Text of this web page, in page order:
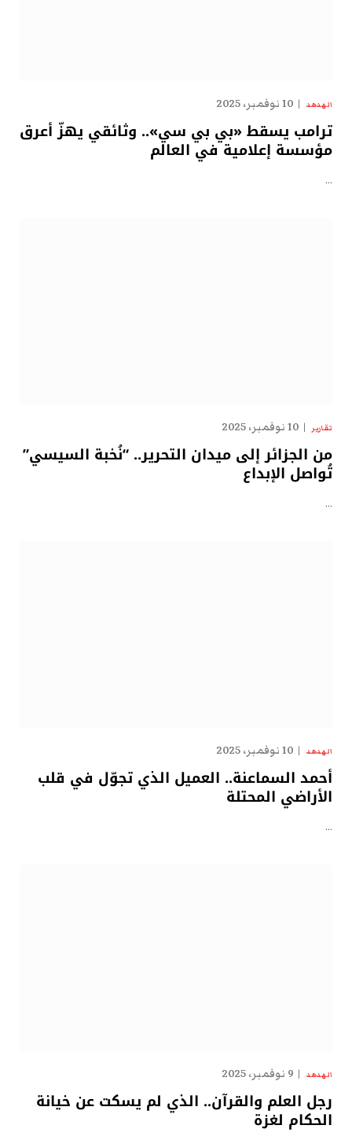
الهدهد 10 نوفمبر، 2025
ترامب يسقط «بي بي سي».. وثائقي يهزّ أعرق
مؤسسة إعلامية في العالم
…
تقارير 10 نوفمبر، 2025
من الجزائر إلى ميدان التحرير.. “نُخبة السيسي”
تُواصل الإبداع
…
الهدهد 10 نوفمبر، 2025
أحمد السماعنة.. العميل الذي تجوّل في قلب
الأراضي المحتلة
…
الهدهد 9 نوفمبر، 2025
رجل العلم والقرآن.. الذي لم يسكت عن خيانة
الحكام لغزة